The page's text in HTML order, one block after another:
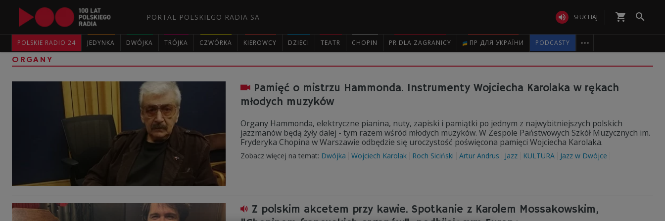
PORTAL POLSKIEGO RADIA SA  SŁUCHAJ shopping_cart 
POLSKIE RADIO 24 JEDYNKA DWÓJKA TRÓJKA CZWÓRKA KIEROWCY DZIECI TEATR CHOPIN PR DLA ZAGRANICY ПР ДЛЯ УКРАЇНИ PODCASTY 
ORGANY
Pamięć o mistrzu Hammonda. Instrumenty Wojciecha Karolaka w rękach
młodych muzyków
Organy Hammonda, elektryczne pianina, nuty, zapiski i pamiątki po jednym z najwybitniejszych polskich
jazzmanów będą żyły dalej - tym razem wśród młodych muzyków. W Zespole Państwowych Szkół Muzycznych im.
Fryderyka Chopina w Warszawie odbędzie się uroczystość poświęcona pamięci Wojciecha Karolaka.
Zobacz więcej na temat: Dwójka Wojciech Karolak Roch Siciński Artur Andrus Jazz KULTURA Jazz w Dwójce
Z polskim akcetem przy kawie. Spotkanie z Karolem Mossakowskim,